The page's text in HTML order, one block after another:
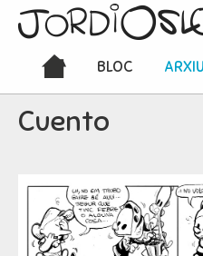
BLOC ARXIU
Cuento